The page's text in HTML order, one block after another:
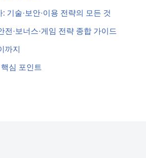
기술·보안·이용 전략의 모든 것
·보너스·게임 전략 종합 가이드
까지
심 포인트